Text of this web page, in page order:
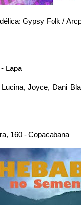
Gypsy Folk /
Lapa
Joyce, Dani
160 - Copacabana